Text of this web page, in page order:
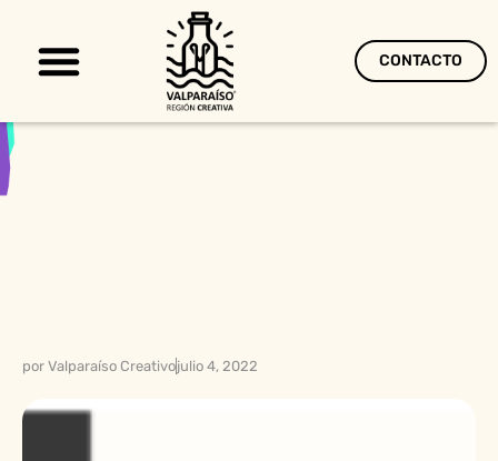
CONTACTO
por Valparaíso Creativojulio 4, 2022